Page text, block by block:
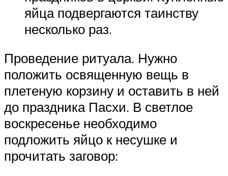
яйца подвергаются таинству
несколько раз.
Проведение ритуала. Нужно
положить освященную вещь в
плетеную корзину и оставить в ней
до праздника Пасхи. В светлое
воскресенье необходимо
подложить яйцо к несушке и
прочитать заговор: